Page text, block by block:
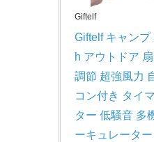
Giftelf
Giftelf キャン
h アウトドア
調節 超強風力
コン付き タイ
ター 低騒音 多
ーキュレータ